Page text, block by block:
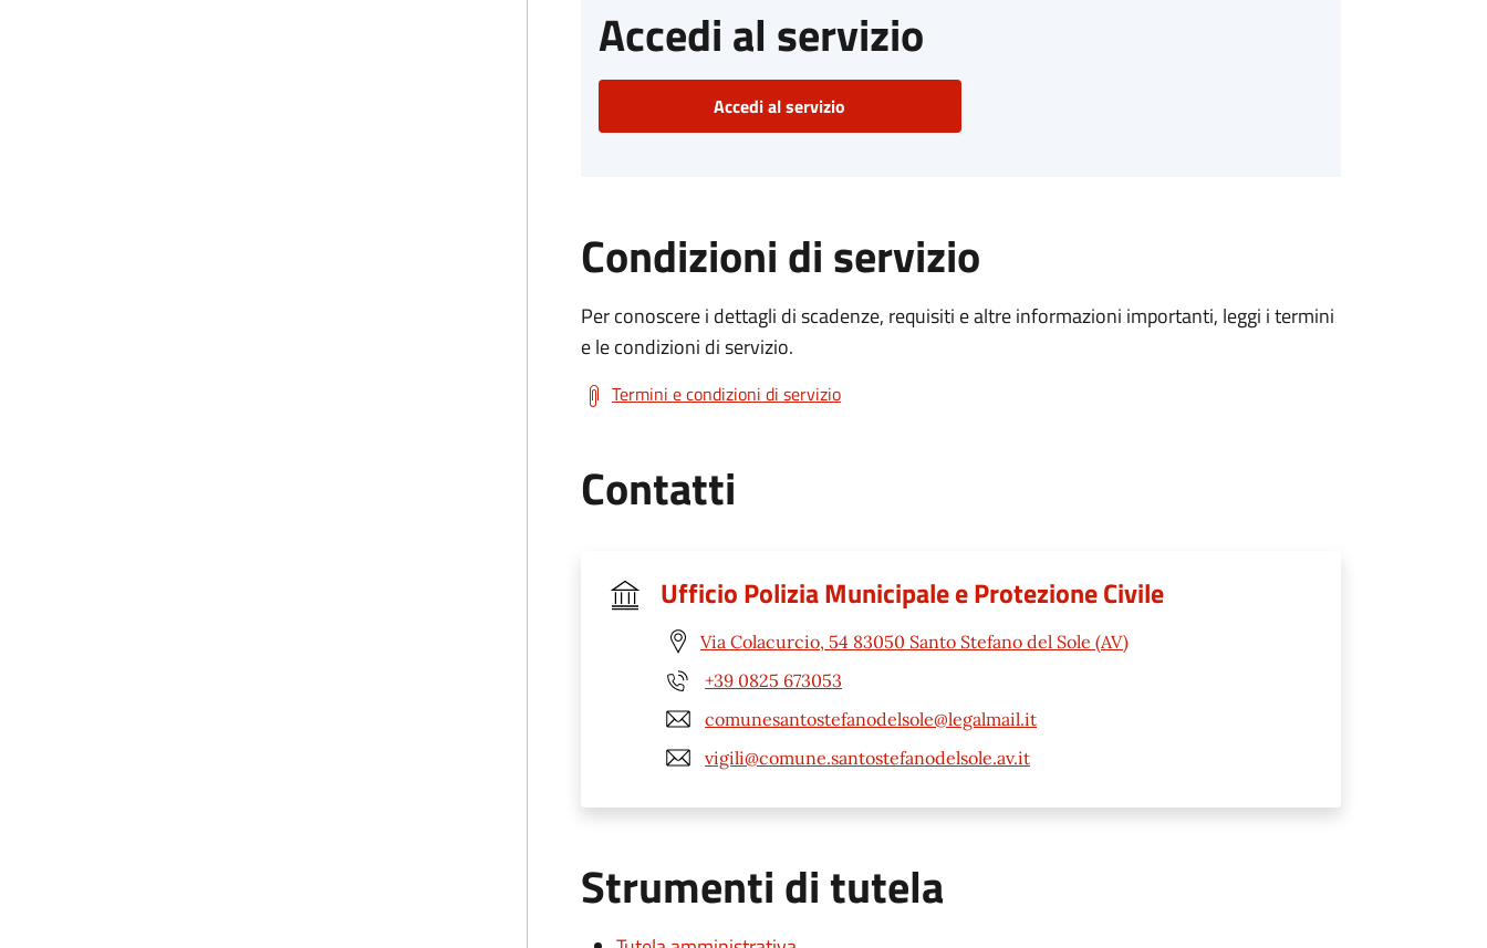
Accedi al servizio
Accedi al servizio
Condizioni di servizio
Per conoscere i dettagli di scadenze, requisiti e altre informazioni importanti, leggi i termini
e le condizioni di servizio.
Termini e condizioni di servizio
Contatti
Ufficio Polizia Municipale e Protezione Civile
Via Colacurcio, 54 83050 Santo Stefano del Sole (AV)
+39 0825 673053
comunesantostefanodelsole@legalmail.it
vigili@comune.santostefanodelsole.av.it
Strumenti di tutela